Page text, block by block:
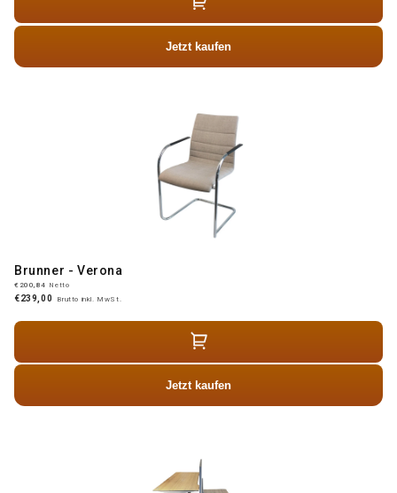
Jetzt kaufen
Brunner - Verona
€200,84 Netto
€239,00 Brutto inkl. MwSt.
Jetzt kaufen